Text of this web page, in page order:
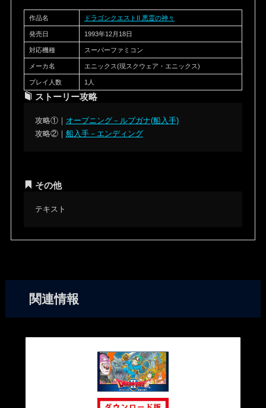
作品名 ドラゴンクエストII 悪霊の神々
発売日 1993年12月18日
対応機種 スーパーファミコン
メーカ名 エニックス(現スクウェア・エニックス)
プレイ人数 1人
ストーリー攻略
攻略①｜ オープニング－ルプガナ(船入手)
攻略②｜ 船入手－エンディング
その他
テキスト
関連情報